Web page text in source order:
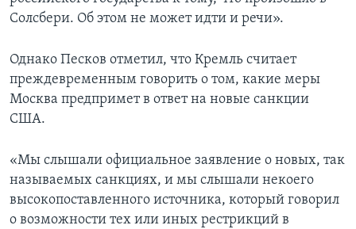
Солсбери. Об этом не может идти и речи».
Однако Песков отметил, что Кремль считает
преждевременным говорить о том, какие меры
Москва предпримет в ответ на новые санкции
США.
«Мы слышали официальное заявление о новых, так
называемых санкциях, и мы слышали некоего
высокопоставленного источника, который говорил
о возможности тех или иных рестрикций в